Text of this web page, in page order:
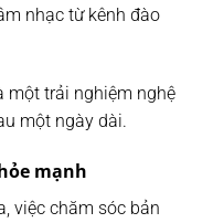
nhạc từ kênh đào
một trải nghiệm nghệ
một ngày dài.
mạnh
việc chăm sóc bản